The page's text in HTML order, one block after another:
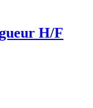
H/F